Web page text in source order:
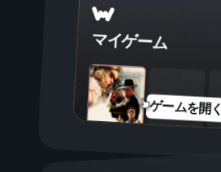
マイゲーム
ゲームを開く